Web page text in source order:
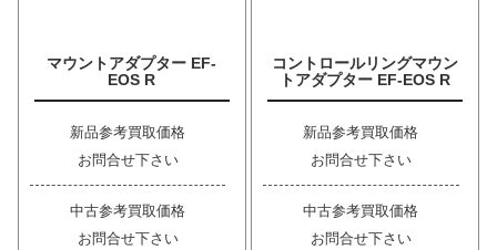
マウントアダプター EF-
EOS R
新品参考買取価格
お問合せ下さい
中古参考買取価格
お問合せ下さい
コントロールリングマウン
トアダプター EF-EOS R
新品参考買取価格
お問合せ下さい
中古参考買取価格
お問合せ下さい